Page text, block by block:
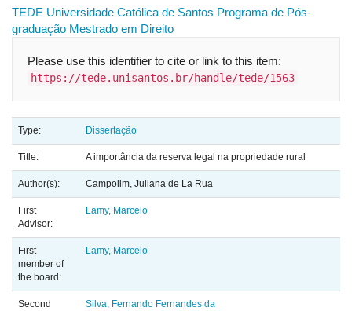
TEDE Universidade Católica de Santos Programa de Pós-
graduação Mestrado em Direito
Please use this identifier to cite or link to this item:
https://tede.unisantos.br/handle/tede/1563
Type: Dissertação
Title: A importância da reserva legal na propriedade rural
Author(s): Campolim, Juliana de La Rua
First
Advisor:
Lamy, Marcelo
First
member of
the board:
Lamy, Marcelo
Second
Silva, Fernando Fernandes da